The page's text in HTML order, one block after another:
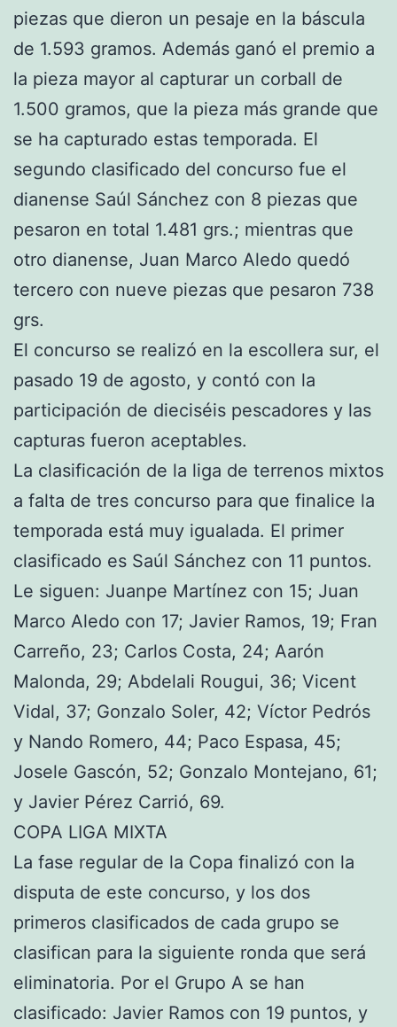
piezas que dieron un pesaje en la báscula
de 1.593 gramos. Además ganó el premio a
la pieza mayor al capturar un corball de
1.500 gramos, que la pieza más grande que
se ha capturado estas temporada. El
segundo clasificado del concurso fue el
dianense Saúl Sánchez con 8 piezas que
pesaron en total 1.481 grs.; mientras que
otro dianense, Juan Marco Aledo quedó
tercero con nueve piezas que pesaron 738
grs.
El concurso se realizó en la escollera sur, el
pasado 19 de agosto, y contó con la
participación de dieciséis pescadores y las
capturas fueron aceptables.
La clasificación de la liga de terrenos mixtos
a falta de tres concurso para que finalice la
temporada está muy igualada. El primer
clasificado es Saúl Sánchez con 11 puntos.
Le siguen: Juanpe Martínez con 15; Juan
Marco Aledo con 17; Javier Ramos, 19; Fran
Carreño, 23; Carlos Costa, 24; Aarón
Malonda, 29; Abdelali Rougui, 36; Vicent
Vidal, 37; Gonzalo Soler, 42; Víctor Pedrós
y Nando Romero, 44; Paco Espasa, 45;
Josele Gascón, 52; Gonzalo Montejano, 61;
y Javier Pérez Carrió, 69.
COPA LIGA MIXTA
La fase regular de la Copa finalizó con la
disputa de este concurso, y los dos
primeros clasificados de cada grupo se
clasifican para la siguiente ronda que será
eliminatoria. Por el Grupo A se han
clasificado: Javier Ramos con 19 puntos, y